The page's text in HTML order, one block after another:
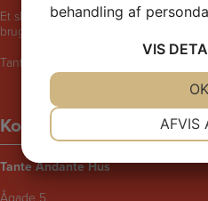
Et skægt og rart sted for børn i følge
bruge fantasien, lege, synge, danse,
Tante Andantes Hus i Lemvig drives af
Kontaktinformation
Tante Andante Hus
Ågade 5,
behandling af
VIS
AFVIS
OK